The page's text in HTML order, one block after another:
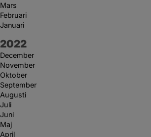
Mars
Februari
Januari
År:
2022
December
November
Oktober
September
Augusti
Juli
Juni
Maj
April